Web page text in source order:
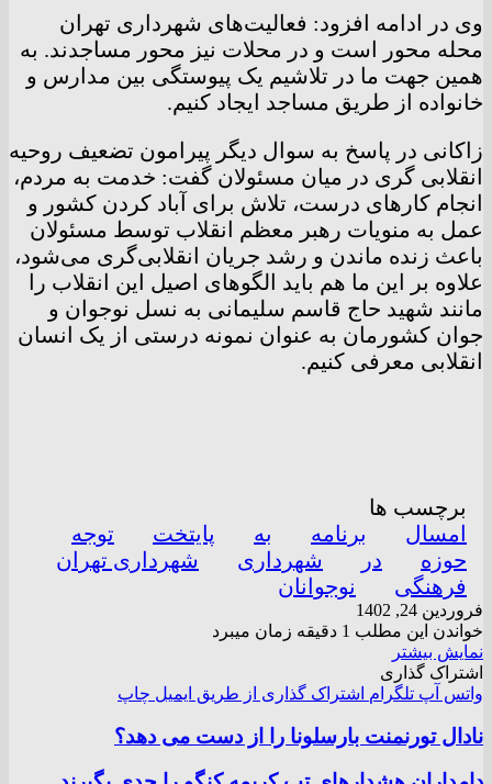
وی در ادامه افزود: فعالیت‌های شهرداری تهران
محله محور است و در محلات نیز محور مساجدند. به
همین جهت ما در تلاشیم یک پیوستگی بین مدارس و
خانواده از طریق مساجد ایجاد کنیم.
زاکانی در پاسخ به سوال دیگر پیرامون تضعیف روحیه
انقلابی گری در میان مسئولان گفت: خدمت به مردم،
انجام کار‌های درست، تلاش برای آباد کردن کشور و
عمل به منویات رهبر معظم انقلاب توسط مسئولان
باعث زنده ماندن و رشد جریان انقلابی‌گری می‌شود،
علاوه بر این ما هم باید الگو‌های اصیل این انقلاب را
مانند شهید حاج قاسم سلیمانی به نسل نوجوان و
جوان کشورمان به عنوان نمونه درستی از یک انسان
انقلابی معرفی کنیم.
برچسب ها
امسال
برنامه به پایتخت
توجه
حوزه
در شهرداری
شهرداری تهران
فرهنگی
نوجوانان
فروردین 24, 1402
خواندن این مطلب 1 دقیقه زمان میبرد
نمایش بیشتر
اشتراک گذاری
واتس آپ تلگرام اشتراک گذاری از طریق ایمیل چاپ
نادال تورنمنت بارسلونا را از دست می دهد؟